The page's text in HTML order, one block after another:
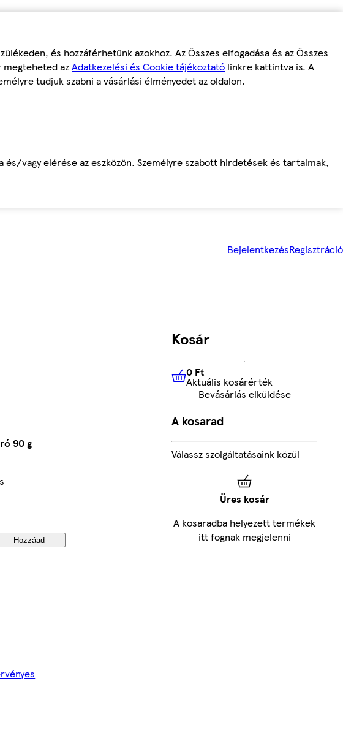
és hozzáférhetünk azokhoz. Az Összes elfogadása és az Összes
megteheted azAdatkezelési és Cookie tájékoztató linkre kattintva is. A
tudjuk szabni a vásárlási élményedet az oldalon.
vagy elérése az eszközön. Személyre szabott hirdetések és tartalmak,
BejelentkezésRegisztráció
90 g
Hozzáad
Kosár
0 FtAktuális kosárérték
0 Ft
Aktuális kosárérték
Bevásárlás elküldése
A kosarad
Válassz szolgáltatásaink közül
Üres kosár
A kosaradba helyezett termékek
itt fognak megjelenni